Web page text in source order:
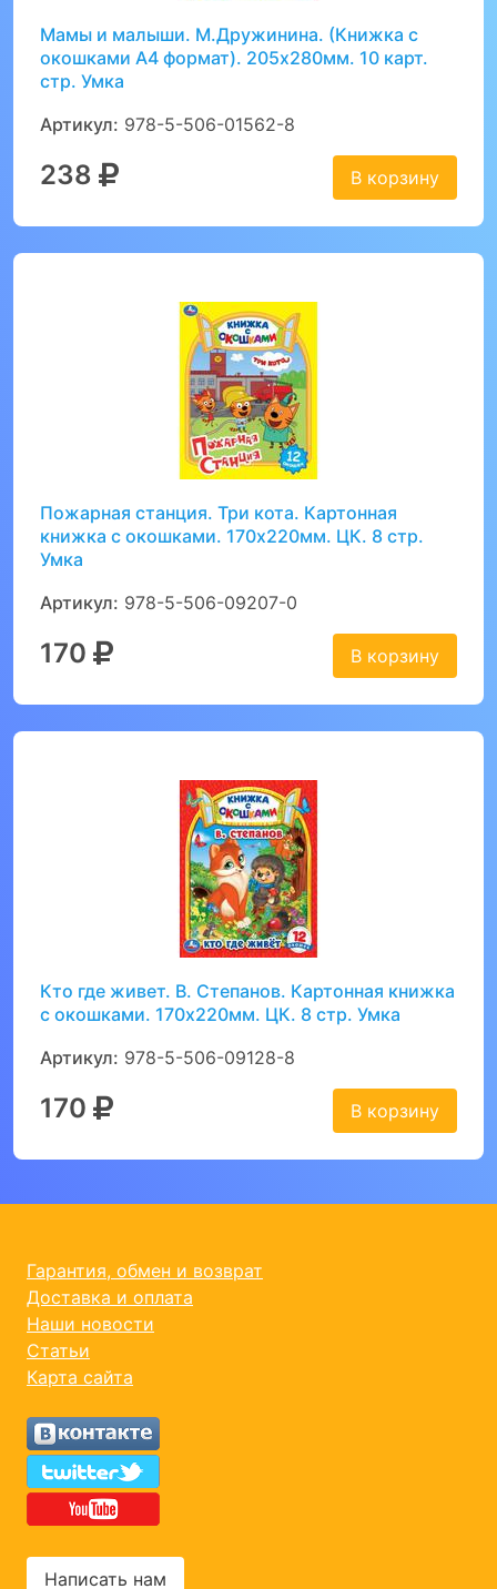
Мамы и малыши. М.Дружинина. (Книжка с
окошками А4 формат). 205х280мм. 10 карт.
стр. Умка
Артикул: 978-5-506-01562-8
238 В корзину
Пожарная станция. Три кота. Картонная
книжка с окошками. 170х220мм. ЦК. 8 стр.
Умка
Артикул: 978-5-506-09207-0
170 В корзину
Кто где живет. В. Степанов. Картонная книжка
с окошками. 170х220мм. ЦК. 8 стр. Умка
Артикул: 978-5-506-09128-8
170 В корзину
Гарантия, обмен и возврат
Доставка и оплата
Наши новости
Статьи
Карта сайта
Написать нам